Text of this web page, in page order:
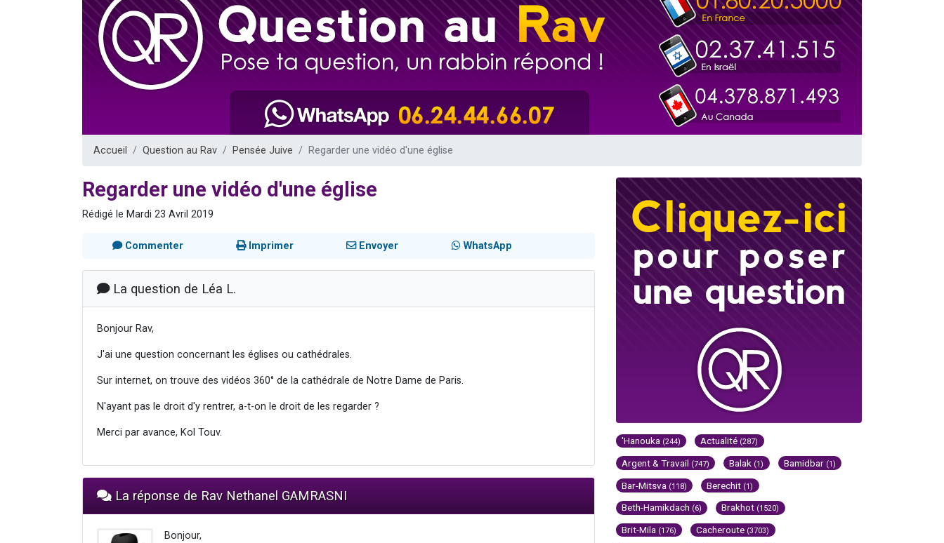
Nouvelle émission radio : Visions de grandeur n°104 : Le Chabbath et le Birkat Hamazone à travers le temps
61 personnes viennent de demander une bénédiction
Ariel vient de donner son Maasser
Nathaniel vient de donner son Maasser
4 personnes viennent de nous rejoindre sur WhatsApp
Accueil Question au Rav Pensée Juive Regarder une vidéo d'une église
Regarder une vidéo d'une église
Rédigé le Mardi 23 Avril 2019
Commenter Imprimer Envoyer WhatsApp
La question de Léa L.
Bonjour Rav,
J'ai une question concernant les églises ou cathédrales.
Sur internet, on trouve des vidéos 360° de la cathédrale de Notre Dame de Paris.
N'ayant pas le droit d'y rentrer, a-t-on le droit de les regarder ?
Merci par avance, Kol Touv.
La réponse de Rav Nethanel GAMRASNI
Bonjour,
'Hanouka (244) Actualité (287)
Argent & Travail (747) Balak (1) Bamidbar (1)
Bar-Mitsva (118) Berechit (1)
Beth-Hamikdach (6) Brakhot (1520)
Brit-Mila (176) Cacheroute (3703)